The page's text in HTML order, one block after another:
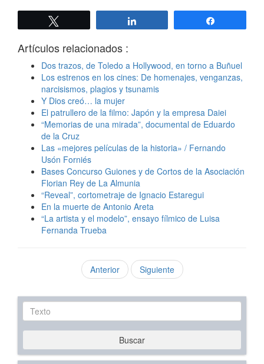
Artículos relacionados :
Dos trazos, de Toledo a Hollywood, en torno a Buñuel
Los estrenos en los cines: De homenajes, venganzas,
narcisismos, plagios y tsunamis
Y Dios creó… la mujer
El patrullero de la filmo: Japón y la empresa Daiei
“Memorias de una mirada”, documental de Eduardo
de la Cruz
Las «mejores películas de la historia» / Fernando
Usón Forniés
Bases Concurso Guiones y de Cortos de la Asociación
Florian Rey de La Almunia
“Reveal”, cortometraje de Ignacio Estaregui
En la muerte de Antonio Areta
“La artista y el modelo”, ensayo fílmico de Luisa
Fernanda Trueba
Anterior Siguiente
Texto
Buscar